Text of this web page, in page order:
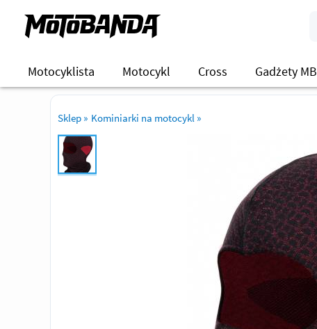
Motocyklista Motocykl Cross Gadżety MB
Sklep » Kominiarki na motocykl »